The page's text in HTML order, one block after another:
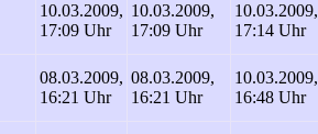
10.03.2009,
17:09 Uhr
10.03.2009,
17:09 Uhr
10.03.2009,
17:14 Uhr
08.03.2009,
16:21 Uhr
08.03.2009,
16:21 Uhr
10.03.2009,
16:48 Uhr